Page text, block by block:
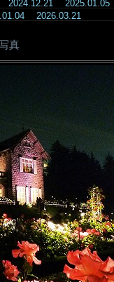
2024.12.21 2025.01.05
2026.03.21
真